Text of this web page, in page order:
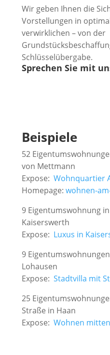
Wir geben Ihnen die
Vorstellungen in
verwirklichen – von der
Schlüsselübergabe.
Sprechen Sie mit
Beispiele
52
von Mettmann
Expose: Wohnquartier
Homepage: wohnen-
9 Eigentumswohnung
Kaiserswerth
Expose: Luxus in
9
Lohausen
Expose: Stadtvilla mit
25
Straße in Haan
Expose: Wohnen